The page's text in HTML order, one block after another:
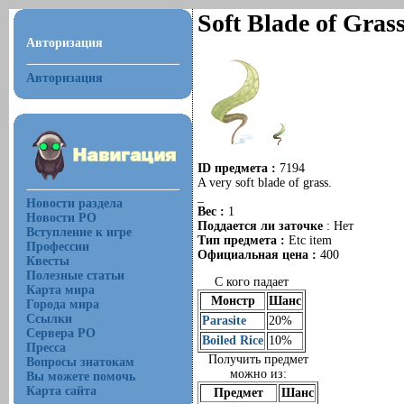
Авторизация
Авторизация
Новости раздела
Новости РО
Вступление к игре
Профессии
Квесты
Полезные статьи
Карта мира
Города мира
Ссылки
Сервера РО
Пресса
Вопросы знатокам
Вы можете помочь
Карта сайта
Soft Blade of
ID предмета : 7194
A very soft blade of grass.
Вес : 1
Поддается ли заточке : Нет
Тип предмета :Etc item
Официальная цена :400
С кого падает
Монстр
Шанс
Parasite
20%
Boiled Rice 10%
Получить предмет
можно из:
Предмет
Шанс